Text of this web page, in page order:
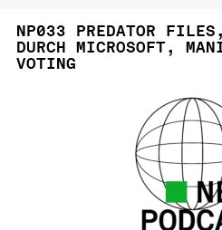
NP033 PREDATOR
DURCH MICROSOFT,
VOTING